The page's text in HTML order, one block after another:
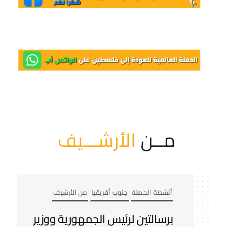
مــنالأرشـــيف
أنشطة الحملة جنوب أفريقيا من الأرشيف
برسالتين لرئيس الجمهورية ووزير